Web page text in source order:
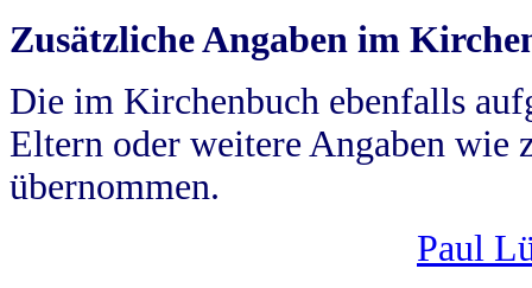
Zusätzliche Angaben im
Die im Kirchenbuch ebenfalls
Eltern oder weitere Angaben wie
übernommen.
Paul